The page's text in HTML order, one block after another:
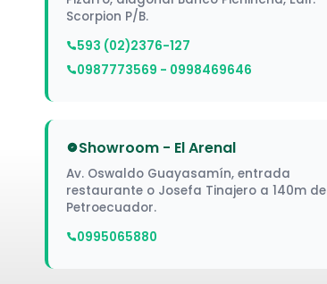
Scorpion P/B.
593 (02)2376-127
0987773569 - 0998469646
Showroom - El Arenal
Av. Oswaldo Guayasamín, entrada
restaurante o Josefa Tinajero a 140m de
Petroecuador.
0995065880